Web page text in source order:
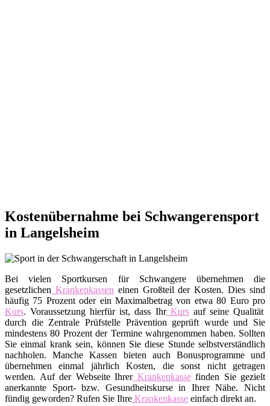
Kostenübernahme bei Schwangerensport
in Langelsheim
Bei vielen Sportkursen für Schwangere übernehmen die
gesetzlichen Krankenkassen einen Großteil der Kosten. Dies sind
häufig 75 Prozent oder ein Maximalbetrag von etwa 80 Euro pro
Kurs. Voraussetzung hierfür ist, dass IhrKursauf seine Qualität
durch die Zentrale Prüfstelle Prävention geprüft wurde und Sie
mindestens 80 Prozent der Termine wahrgenommen haben. Sollten
Sie einmal krank sein, können Sie diese Stunde selbstverständlich
nachholen. Manche Kassen bieten auch Bonusprogramme und
übernehmen einmal jährlich Kosten, die sonst nicht getragen
werden. Auf der Webseite IhrerKrankenkassefinden Sie gezielt
anerkannte Sport- bzw. Gesundheitskurse in Ihrer Nähe. Nicht
fündig geworden? Rufen Sie Ihre Krankenkasse einfach direkt an.